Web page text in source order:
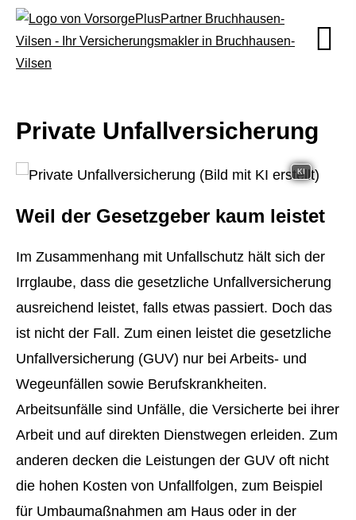
Private Unfall­ver­si­che­rung
KI
Weil der Gesetzgeber kaum leistet
Im Zusammenhang mit Unfallschutz hält sich der
Irrglaube, dass die gesetzliche Unfall­ver­si­che­rung
ausreichend leistet, falls etwas passiert. Doch das
ist nicht der Fall. Zum einen leistet die gesetzliche
Unfall­ver­si­che­rung (GUV) nur bei Arbeits- und
Wegeunfällen sowie Berufskrankheiten.
Arbeitsunfälle sind Unfälle, die Versicherte bei ihrer
Arbeit und auf direkten Dienstwegen erleiden. Zum
anderen decken die Leistungen der GUV oft nicht
die hohen Kosten von Unfallfolgen, zum Beispiel
für Umbaumaßnahmen am Haus oder in der